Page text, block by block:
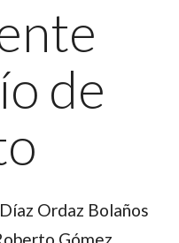
de
Ordaz Bolaños